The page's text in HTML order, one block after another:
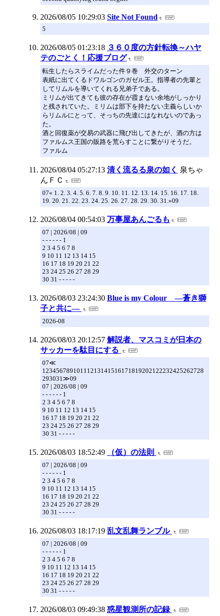
2026/08/05 10:29:03 Site Not Found
5
2026/08/05 01:23:18 ３６０度の方針転換～ハヤ
テのごとく！応援ブログ
転生したらスライムだった件９巻 外交のターン
表紙に出てくるドワルゴンのガゼル王。指導者の先輩と
してリムルを導いてくれる兄弟子である。
ミリムが出てきても彼の存在が霞まない余地がしっかり
と残されていた。ミリムは部下を持たない主義らしいか
らリムルにとって、そっちの先達にはなれないのであっ
た。
酒と回復薬が交易の武器に飛び出してきたが、酒の方は
ファルムス王国の販路を荒らすことに繋がりそうだ。
ファルム
2026/08/04 05:27:13 清く流るる泉の如く 泉ちゃ
んＦＣ
07« 1. 2. 3. 4. 5. 6. 7. 8. 9. 10. 11. 12. 13. 14. 15. 16. 17. 18.
19. 20. 21. 22. 23. 24. 25. 26. 27. 28. 29. 30. 31.»09
2026/08/04 00:54:03 万事屋あんごるも
07 | 2026/08 | 09
- - - - - - 1
2 3 4 5 6 7 8
9 10 11 12 13 14 15
16 17 18 19 20 21 22
23 24 25 26 27 28 29
30 31 - - - - -
2026/08/03 23:24:30 Blue is my Colour ―蒼き獅
子と共に―
2026-08
2026/08/03 20:12:57 解説者、マスコミが日本の
サッカーを駄目にする
07≪
12345678910111213141516171819202122232425262728
293031≫09
07 | 2026/08 | 09
- - - - - - 1
2 3 4 5 6 7 8
9 10 11 12 13 14 15
16 17 18 19 20 21 22
23 24 25 26 27 28 29
30 31 - - - - -
2026/08/03 18:52:49 （仮）の法則
07 | 2026/08 | 09
- - - - - - 1
2 3 4 5 6 7 8
9 10 11 12 13 14 15
16 17 18 19 20 21 22
23 24 25 26 27 28 29
30 31 - - - - -
2026/08/03 18:17:19 乱文乱舞ランブル
07 | 2026/08 | 09
- - - - - - 1
2 3 4 5 6 7 8
9 10 11 12 13 14 15
16 17 18 19 20 21 22
23 24 25 26 27 28 29
30 31 - - - - -
2026/08/03 09:49:38 惑星観測所の記録